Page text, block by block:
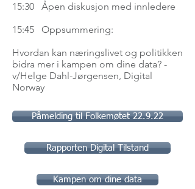
15:30 Åpen diskusjon med innledere
15:45 Oppsummering:
Hvordan kan næringslivet og politikken
bidra mer i kampen om dine data? -
v/Helge Dahl-Jørgensen, Digital
Norway
Påmelding til Folkemøtet 22.9.22
Rapporten Digital Tilstand
Kampen om dine data